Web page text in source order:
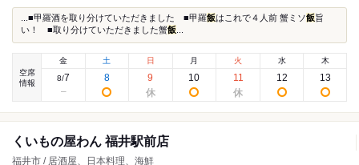
...■甲羅酒を取り分けていただきました ■甲羅飯はこれで４人前 蟹ミソ飯旨
い！ ■取り分けていただきました蟹飯
空席
情報
金
8/7
土
8
日
9
月
10
火
11
水
12
木
13
くいもの屋わん 福井駅前店
福井市 / 居酒屋、日本料理、海鮮